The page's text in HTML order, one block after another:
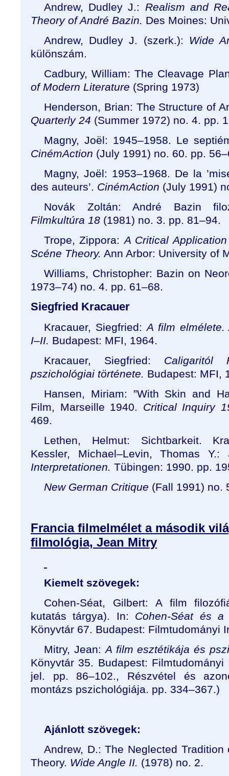
Andrew, Dudley J.: Realism and
Theory of André Bazin.
Des Moines:
Andrew, Dudley J. (szerk.): Wide
különszám.
Cadbury, William: The Cleavage
of Modern Literature (Spring 1973)
Henderson, Brian: The Structure of
Quarterly 24 (Summer 1972) no. 4. pp.
Magny, Joël: 1945–1958. Le
CinémAction (July 1991) no. 60. pp. 56–
Magny, Joël: 1953–1968. De la ’
des auteurs’ CinémAction (July 1991)
Novák Zoltán: André Bazin
Filmkultúra 18 (1981) no. 3. pp. 81–94.
Trope, Zippora: A Critical
Scéne Theory. Ann Arbor: University of
Williams, Christopher: Bazin on
1973–74) no. 4. pp. 61–68.
Siegfried Kracauer
Kracauer, Siegfried: A film elmélete.
I–II. Budapest: MFI, 1964.
Kracauer, Siegfried:
pszichológiai története. Budapest: MFI,
Hansen, Miriam: ”With Skin and
Film, Marseille 1940. Critical Inquiry
469.
Lethen, Helmut: Sichtbarkeit.
Kessler, Michael–Levin, Thomas Y.:
Interpretationen. Tübingen: 1990. pp.
New German Critique (Fall 1991) no.
Francia filmelmélet a második
filmológia, Jean Mitry
Kiemelt szövegek:
Cohen-Séat, Gilbert: A film
kutatás tárgya). In: Cohen-Séat és a
Könyvtár 67. Budapest: Filmtudományi
Mitry, Jean:A film esztétikája és
Könyvtár 35. Budapest:
jel. pp. 86–102., Részvétel és
montázs pszichológiája. pp. 334–367.)
Ajánlott szövegek:
Andrew, D.: The Neglected
Theory. Wide Angle II. (1978) no. 2.